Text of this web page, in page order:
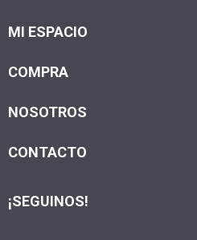
MI ESPACIO
COMPRA
NOSOTROS
CONTACTO
¡SEGUINOS!